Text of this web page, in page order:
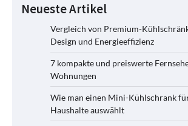
Neueste Artikel
Vergleich von Premium-
Design und Energieeffizienz
7 kompakte und preiswerte
Wohnungen
Wie man einen Mini-Kühlschrank
Haushalte auswählt